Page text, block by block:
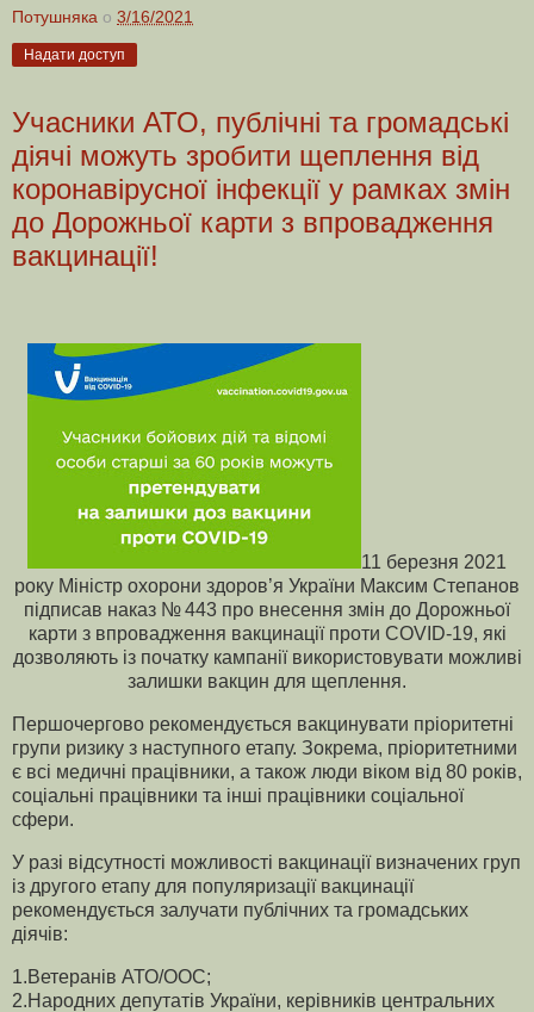
Потушняка о 3/16/2021
Надати доступ
Учасники АТО, публічні та громадські
діячі можуть зробити щеплення від
коронавірусної інфекції у рамках змін
до Дорожньої карти з впровадження
вакцинації!
11 березня 2021
року Міністр охорони здоров’я України Максим Степанов
підписав наказ № 443 про внесення змін до Дорожньої
карти з впровадження вакцинації проти COVID-19, які
дозволяють із початку кампанії використовувати можливі
залишки вакцин для щеплення.
Першочергово рекомендується вакцинувати пріоритетні
групи ризику з наступного етапу. Зокрема, пріоритетними
є всі медичні працівники, а також люди віком від 80 років,
соціальні працівники та інші працівники соціальної
сфери.
У разі відсутності можливості вакцинації визначених груп
із другого етапу для популяризації вакцинації
рекомендується залучати публічних та громадських
діячів:
1.Ветеранів АТО/ООС;
2.Народних депутатів України, керівників центральних